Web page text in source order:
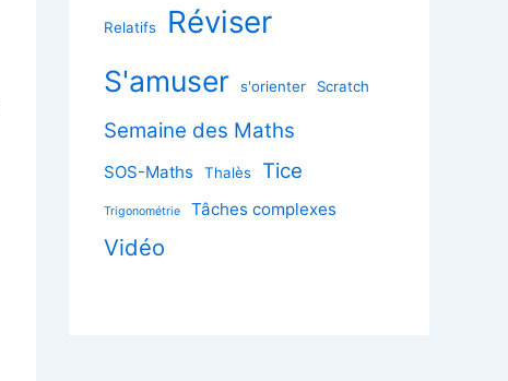
Relatifs Réviser
S'amuser s'orienter Scratch
Semaine des Maths
SOS-Maths Thalès Tice
Trigonométrie Tâches complexes
Vidéo